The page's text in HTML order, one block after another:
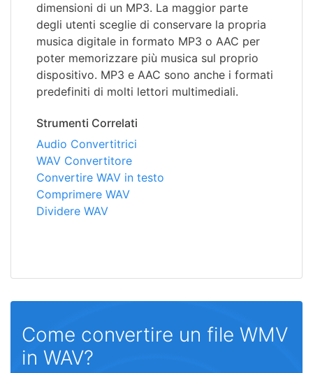
dimensioni di un MP3. La maggior parte
degli utenti sceglie di conservare la propria
musica digitale in formato MP3 o AAC per
poter memorizzare più musica sul proprio
dispositivo. MP3 e AAC sono anche i formati
predefiniti di molti lettori multimediali.
Strumenti Correlati
Audio Convertitrici
WAV Convertitore
Convertire WAV in testo
Comprimere WAV
Dividere WAV
Come convertire un file WMV
in WAV?